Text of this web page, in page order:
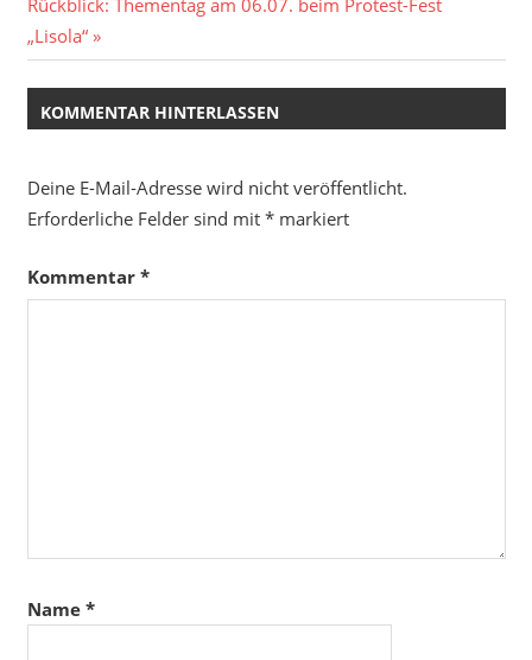
Beitrag:
„Lisola“
KOMMENTAR HINTERLASSEN
Deine E-Mail-Adresse wird nicht veröffentlicht.
Erforderliche Felder sind mit *markiert
Kommentar *
Name *